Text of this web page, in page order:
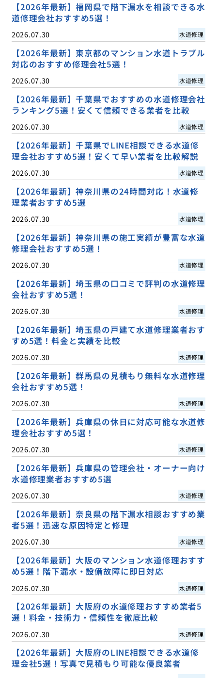
【2026年最新】福岡県で階下漏水を相談できる水
道修理会社おすすめ5選！
2026.07.30 水道修理
【2026年最新】東京都のマンション水道トラブル
対応のおすすめ修理会社5選！
2026.07.30 水道修理
【2026年最新】千葉県でおすすめの水道修理会社
ランキング5選！安くて信頼できる業者を比較
2026.07.30 水道修理
【2026年最新】千葉県でLINE相談できる水道修
理会社おすすめ5選！安くて早い業者を比較解説
2026.07.30 水道修理
【2026年最新】神奈川県の24時間対応！水道修
理業者おすすめ5選
2026.07.30 水道修理
【2026年最新】神奈川県の施工実績が豊富な水道
修理会社おすすめ5選！
2026.07.30 水道修理
【2026年最新】埼玉県の口コミで評判の水道修理
会社おすすめ5選！
2026.07.30 水道修理
【2026年最新】埼玉県の戸建て水道修理業者おす
すめ5選！料金と実績を比較
2026.07.30 水道修理
【2026年最新】群馬県の見積もり無料な水道修理
会社おすすめ5選！
2026.07.30 水道修理
【2026年最新】兵庫県の休日に対応可能な水道修
理会社おすすめ5選！
2026.07.30 水道修理
【2026年最新】兵庫県の管理会社・オーナー向け
水道修理業者おすすめ5選
2026.07.30 水道修理
【2026年最新】奈良県の階下漏水相談おすすめ業
者5選！迅速な原因特定と修理
2026.07.30 水道修理
【2026年最新】大阪のマンション水道修理おすす
め5選！階下漏水・設備故障に即日対応
2026.07.30 水道修理
【2026年最新】大阪府の水道修理おすすめ業者5
選！料金・技術力・信頼性を徹底比較
2026.07.30 水道修理
【2026年最新】大阪府のLINE相談できる水道修
理会社5選！写真で見積もり可能な優良業者